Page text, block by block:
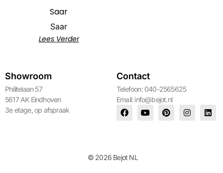
Saar
Saar
Lees Verder
Showroom
Philitelaan 57
5617 AK Eindhoven
3e etage, op afspraak
Contact
Telefoon: 040-2565625
Email: info@bejot.nl
© 2026 Bejot NL